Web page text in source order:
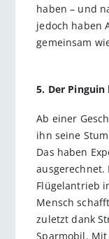
haben – und
jedoch haben
gemeinsam
5. Der
Ab einer
ihn seine
Das haben
ausgerechnet.
Flügelantrieb
Mensch
zuletzt dank
Sparmobil.